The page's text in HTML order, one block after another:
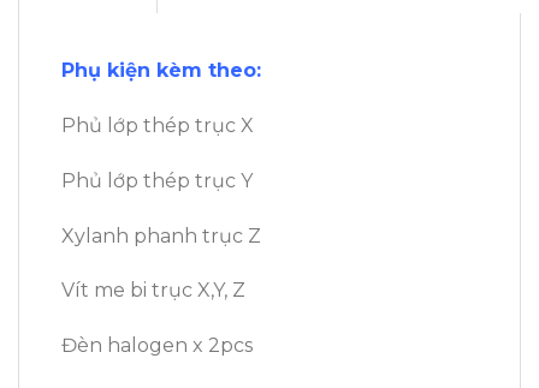
Phụ kiện kèm theo:
Phủ lớp thép trục X
Phủ lớp thép trục Y
Xylanh phanh trục Z
Vít me bi trục X,Y, Z
Đèn halogen x 2pcs